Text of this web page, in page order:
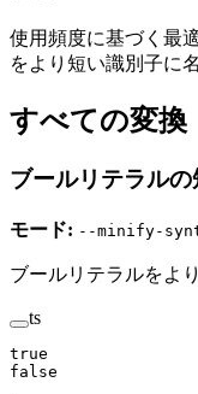
使用頻度に基づく最
をより短い識別子に
すべての変換
ブールリテラルの
モード: --minify-
ブールリテラルをよ
ts
true
false